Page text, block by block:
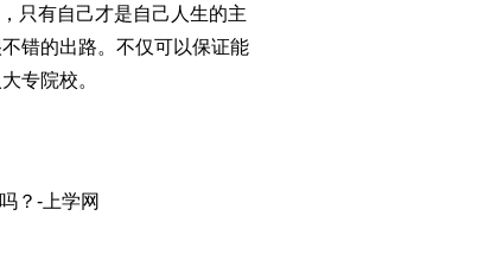
只有自己才是自己人生的主
错的出路。不仅可以保证能
专院校。
？-上学网